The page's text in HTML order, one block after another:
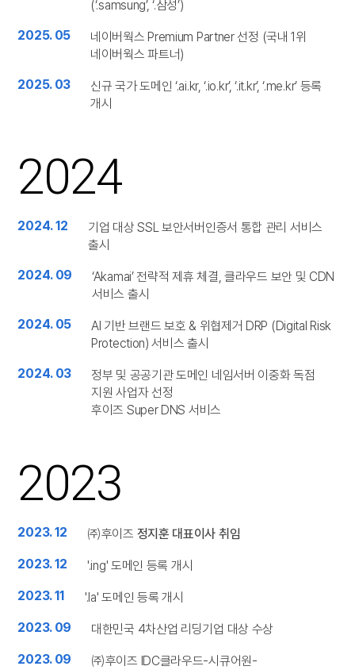
(‘.samsung’, ‘.삼성’)
2025. 05
네이버웍스 Premium Partner 선정 (국내 1위
네이버웍스 파트너)
2025. 03
신규 국가 도메인 ‘.ai.kr, ‘.io.kr’, ‘.it.kr’, ‘.me.kr’ 등록
개시
2024
2024. 12
기업 대상 SSL 보안서버인증서 통합 관리 서비스
출시
2024. 09
‘Akamai’ 전략적 제휴 체결, 클라우드 보안 및 CDN
서비스 출시
2024. 05
AI 기반 브랜드 보호 & 위협제거 DRP (Digital Risk
Protection) 서비스 출시
2024. 03
정부 및 공공기관 도메인 네임서버 이중화 독점
지원 사업자 선정
후이즈 Super DNS 서비스
2023
2023. 12 ㈜후이즈 정지훈 대표이사 취임
2023. 12
'.ing' 도메인 등록 개시
2023. 11
'.la' 도메인 등록 개시
2023. 09
대한민국 4차산업 리딩기업 대상 수상
2023. 09
㈜후이즈 IDC클라우드-시큐어원-